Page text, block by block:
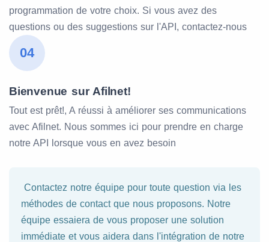
programmation de votre choix. Si vous avez des
questions ou des suggestions sur l'API, contactez-nous
04
Bienvenue sur Afilnet!
Tout est prêt!, A réussi à améliorer ses communications
avec Afilnet. Nous sommes ici pour prendre en charge
notre API lorsque vous en avez besoin
Contactez notre équipe pour toute question via les
méthodes de contact que nous proposons. Notre
équipe essaiera de vous proposer une solution
immédiate et vous aidera dans l'intégration de notre